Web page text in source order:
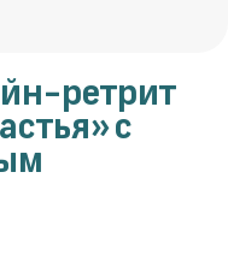
ретрит
с